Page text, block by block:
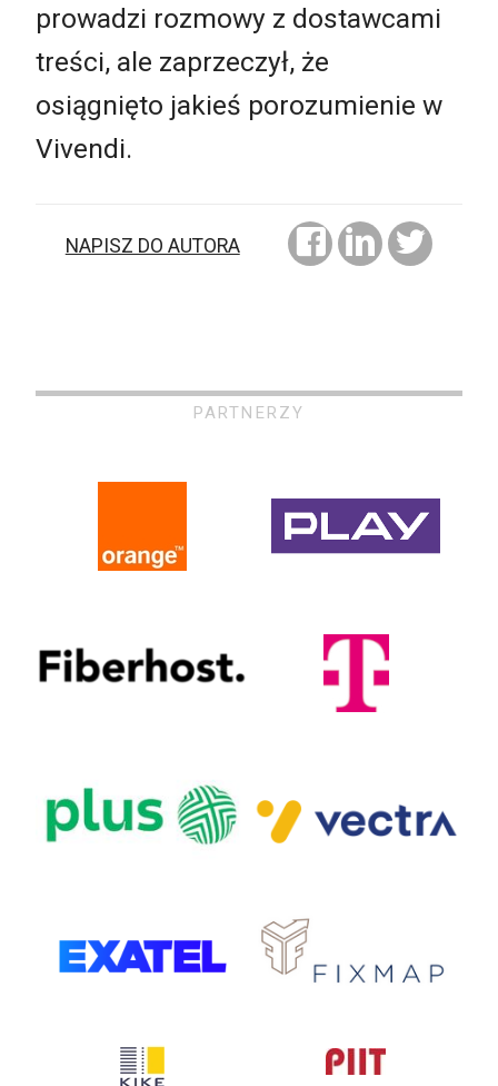
prowadzi rozmowy z dostawcami
treści, ale zaprzeczył, że
osiągnięto jakieś porozumienie w
Vivendi.
NAPISZ DO AUTORA
PARTNERZY